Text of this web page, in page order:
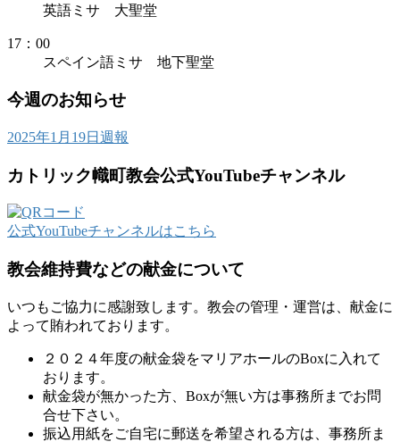
英語ミサ 大聖堂
17：00
スペイン語ミサ 地下聖堂
今週のお知らせ
2025年1月19日週報
カトリック幟町教会公式YouTubeチャンネル
公式YouTubeチャンネルはこちら
教会維持費などの献金について
いつもご協力に感謝致します。教会の管理・運営は、献金に
よって賄われております。
２０２４年度の献金袋をマリアホールのBoxに入れて
おります。
献金袋が無かった方、Boxが無い方は事務所までお問
合せ下さい。
振込用紙をご自宅に郵送を希望される方は、事務所ま